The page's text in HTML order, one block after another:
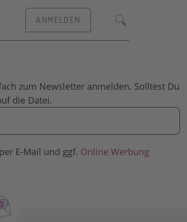
ANMELDEN Suche
zum Newsletter anmelden. Solltest Du
die Datei.
per E-Mail und ggf. Online Werbung